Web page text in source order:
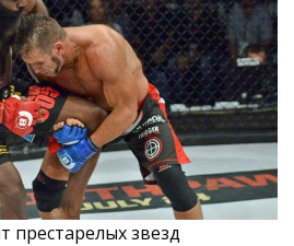
престарелых звезд